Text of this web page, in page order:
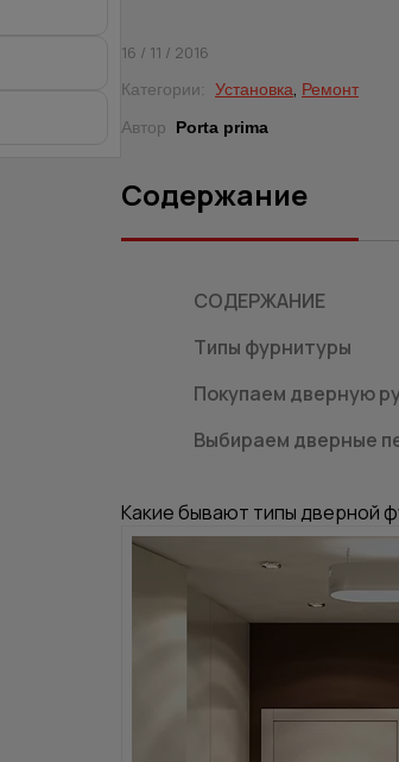
16 / 11 / 2016
Категории: Установка, Ремонт
Автор
Porta prima
Содержание
СОДЕРЖАНИЕ
Типы фурнитуры
Покупаем дверную
Выбираем дверные
Какие бывают типы дверной